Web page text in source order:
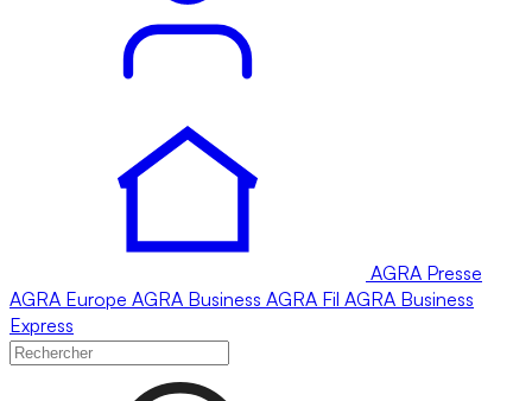
AGRA Presse
AGRA Europe AGRA Business AGRA Fil AGRA Business
Express